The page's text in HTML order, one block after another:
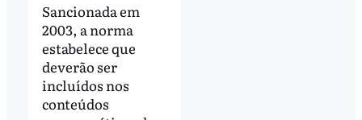
Sancionada em
2003, a norma
estabelece que
deverão ser
incluídos nos
conteúdos